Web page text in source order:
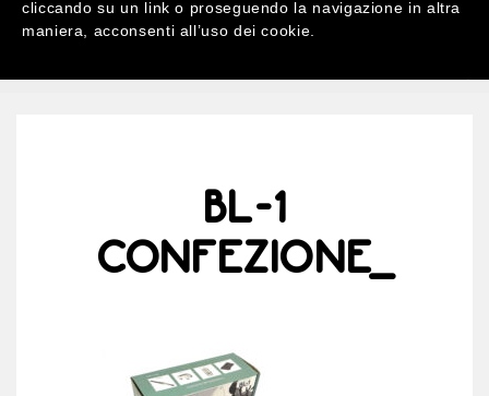
MENU
BL-1
CONFEZIONE_
cliccando su un link o proseguendo la navigazione in altra
maniera, acconsenti all’uso dei cookie.